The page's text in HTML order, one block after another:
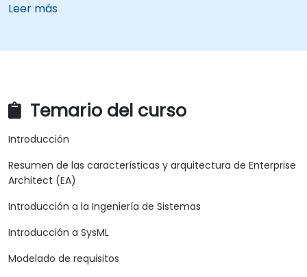
Leer más
Temario del curso
Introducción
Resumen de las características y arquitectura de Enterprise
Architect (EA)
Introducción a la Ingeniería de Sistemas
Introducción a SysML
Modelado de requisitos